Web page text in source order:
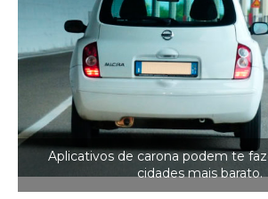
Aplicativos de carona podem te
cidades mais barato.